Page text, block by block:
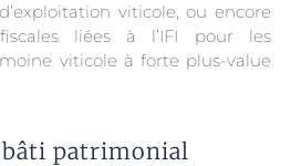
viticole, ou encore
liées à l’IFI pour les
viticole à forte plus-value
bâti patrimonial